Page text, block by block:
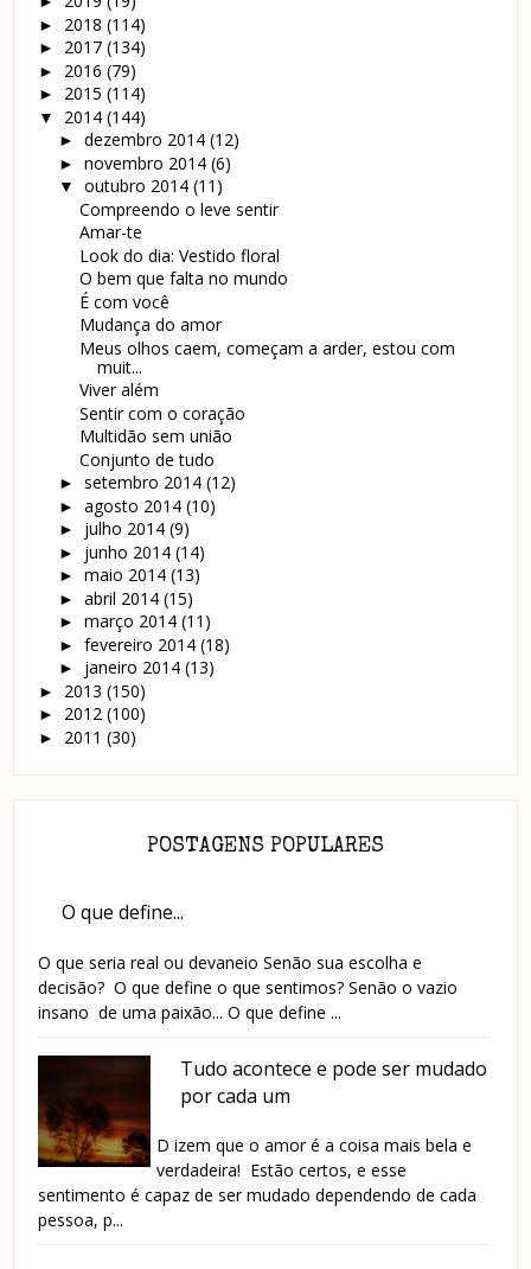
► 2018(114)
► 2017(134)
► 2016(79)
► 2015(114)
▼ 2014(144)
► dezembro 2014 (12)
► novembro 2014 (6)
▼ outubro 2014 (11)
Compreendo o leve sentir
Amar-te
Look do dia: Vestido floral
O bem que falta no mundo
É com você
Mudança do amor
Meus olhos caem, começam a arder, estou com
muit...
Viver além
Sentir com o coração
Multidão sem união
Conjunto de tudo
► setembro 2014 (12)
► agosto 2014 (10)
► julho 2014 (9)
► junho 2014 (14)
► maio 2014 (13)
► abril 2014 (15)
► março 2014 (11)
► fevereiro 2014 (18)
► janeiro 2014 (13)
► 2013(150)
► 2012(100)
► 2011(30)
POSTAGENS POPULARES
O que define...
O que seria real ou devaneio Senão sua escolha e
decisão? O que define o que sentimos? Senão o vazio
insano de uma paixão... O que define ...
Tudo acontece e pode ser mudado
por cada um
D izem que o amor é a coisa mais bela e
verdadeira! Estão certos, e esse
sentimento é capaz de ser mudado dependendo de cada
pessoa, p...